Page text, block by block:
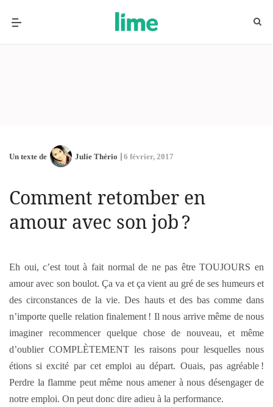
Un texte de Julie Thério 6 février, 2017
Comment retomber en
amour avec son job ?
Eh oui, c’est tout à fait normal de ne pas être TOUJOURS en
amour avec son boulot. Ça va et ça vient au gré de ses humeurs et
des circonstances de la vie. Des hauts et des bas comme dans
n’importe quelle relation finalement ! Il nous arrive même de nous
imaginer recommencer quelque chose de nouveau, et même
d’oublier COMPLÈTEMENT les raisons pour lesquelles nous
étions si excité par cet emploi au départ. Ouais, pas agréable !
Perdre la flamme peut même nous amener à nous désengager de
notre emploi. On peut donc dire adieu à la performance.